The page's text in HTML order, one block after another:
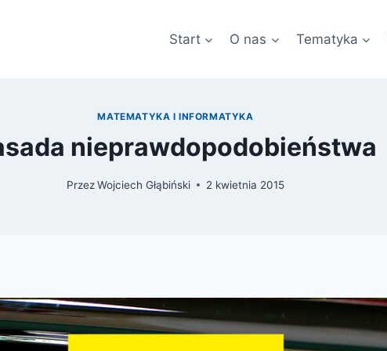
Start O nas Tematyka
MATEMATYKA I INFORMATYKA
nieprawdopodobieństwa
PrzezWojciech Głąbiński 2 kwietnia 2015